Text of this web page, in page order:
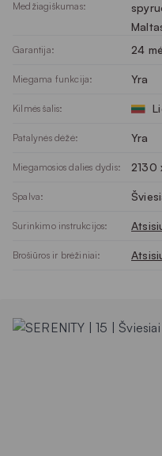
Medžiagiškumas:
Garantija: 24
Miegama funkcija: Yra
Kilmės šalis:
Patalynės dėžė: Yra
Miegamosios dalies dydis: 2130
Spalva:
Surinkimo instrukcijos:
Brošiūros ir brėžiniai: